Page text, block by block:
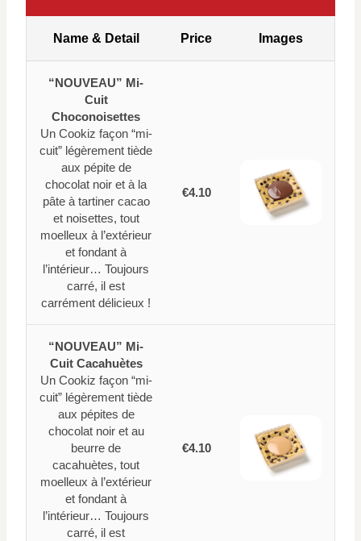
Name & Detail Price Images
“NOUVEAU” Mi-
Cuit
Choconoisettes
Un Cookiz façon “mi-
cuit” légèrement tiède
aux pépite de
chocolat noir et à la
pâte à tartiner cacao
et noisettes, tout
moelleux à l’extérieur
et fondant à
l’intérieur… Toujours
carré, il est
carrément délicieux !
€4.10
“NOUVEAU” Mi-
Cuit Cacahuètes
Un Cookiz façon “mi-
cuit” légèrement tiède
aux pépites de
chocolat noir et au
beurre de
cacahuètes, tout
moelleux à l’extérieur
et fondant à
l’intérieur… Toujours
carré, il est
€4.10